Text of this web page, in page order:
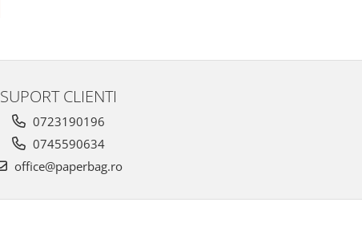
SUPORT CLIENTI
0723190196
0745590634
office@paperbag.ro